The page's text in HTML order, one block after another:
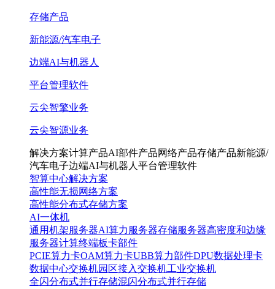
存储产品
新能源/汽车电子
边端AI与机器人
平台管理软件
云尖智擎业务
云尖智源业务
解决方案计算产品AI部件产品网络产品存储产品新能源/
汽车电子边端AI与机器人 平台管理软件
智算中心解决方案
高性能无损网络方案
高性能分布式存储方案
AI一体机
通用机架服务器AI算力服务器存储服务器高密度和边缘
服务器计算终端板卡部件
PCIE算力卡OAM算力卡UBB算力部件DPU数据处理卡
数据中心交换机园区接入交换机工业交换机
全闪分布式并行存储混闪分布式并行存储